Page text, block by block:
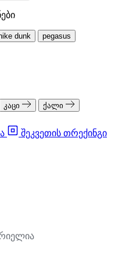
dunk
pegasus
კაცი
ქალი
შეკვეთის თრექინგი